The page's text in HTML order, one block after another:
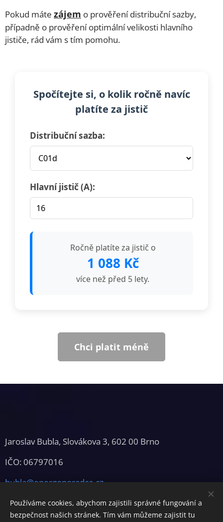
Pokud máte zájem o prověření distribuční sazby,
případně o prověření optimální velikosti hlavního
jističe, rád vám s tím pomohu.
Spočítejte si, o kolik ročně navíc
platíte za jistič
Distribuční sazba:
Hlavní jistič (A):
Ročně platíte za jistič o
1 088 Kč
více než před 5 lety.
Chci platit méně
Jaroslav Bubla, Slovákova 3, 602 00 Brno
IČO: 06797016
bubla@energoporadce.cz
Používáme cookies, abychom zajistili správné fungování a
bezpečnost našich stránek. Tím vám můžeme zajistit tu